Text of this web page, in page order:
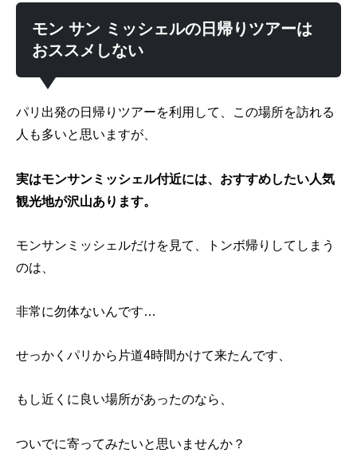
モン サン ミッシェルの日帰りツアーは
おススメしない
パリ出発の日帰りツアーを利用して、この場所を訪れる
人も多いと思いますが、
実はモンサンミッシェル付近には、おすすめしたい人気
観光地が沢山あります。
モンサンミッシェルだけを見て、トンボ帰りしてしまう
のは、
非常に勿体ないんです…
せっかくパリから片道4時間かけて来たんです、
もし近くに良い場所があったのなら、
ついでに寄ってみたいと思いませんか？